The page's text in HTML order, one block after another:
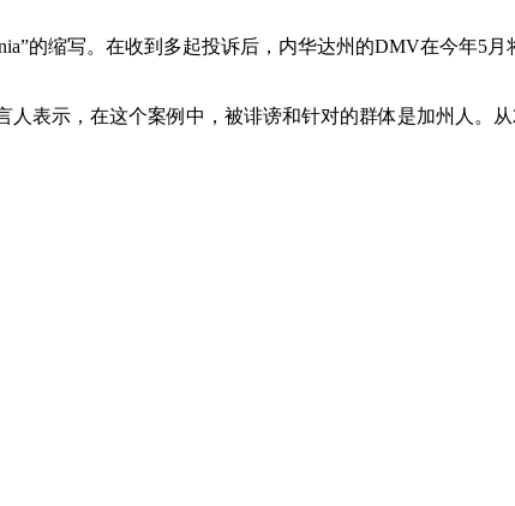
的缩写。在收到多起投诉后，内华达州的DMV在今年5
表示，在这个案例中，被诽谤和针对的群体是加州人。